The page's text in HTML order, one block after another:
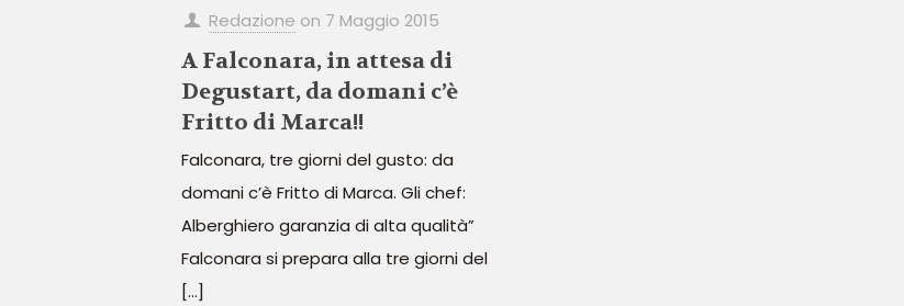
Redazione on 7 Maggio 2015
A Falconara, in attesa di
Degustart, da domani c’è
Fritto di Marca!!
Falconara, tre giorni del gusto: da
domani c’è Fritto di Marca. Gli chef:
Alberghiero garanzia di alta qualità”
Falconara si prepara alla tre giorni del
[…]